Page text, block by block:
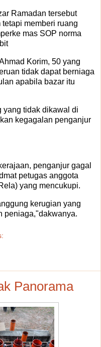
Ramadan tersebut
memberi ruang
mas SOP norma
Korim, 50 yang
tidak dapat berniaga
apabila bazar itu
yang tidak dikawal di
kegagalan penganjur
penganjur gagal
petugas anggota
yang mencukupi.
kerugian yang
peniaga,"dakwanya.
Panorama